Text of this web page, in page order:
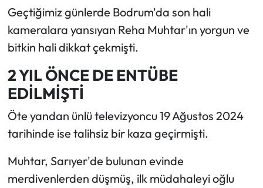
Geçtiğimiz günlerde Bodrum'da son hali
kameralara yansıyan Reha Muhtar'ın yorgun ve
bitkin hali dikkat çekmişti.
2 YIL ÖNCE DE ENTÜBE
EDİLMİŞTİ
Öte yandan ünlü televizyoncu 19 Ağustos 2024
tarihinde ise talihsiz bir kaza geçirmişti.
Muhtar, Sarıyer'de bulunan evinde
merdivenlerden düşmüş, ilk müdahaleyi oğlu